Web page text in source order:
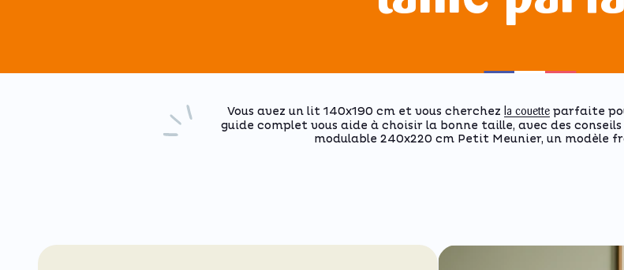
Vous avez un lit 140x190 cm et vous cherchez la couetteparfaite
guide complet vous aide à choisir la bonne taille, avec des
modulable 240x220 cm Petit Meunier, un modèle